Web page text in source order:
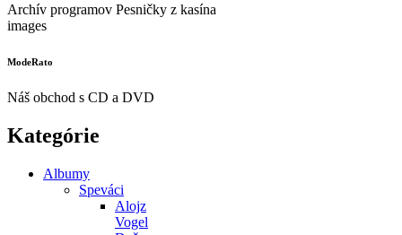
Archív programov Pesničky z kasína
images
ModeRato
Náš obchod s CD a DVD
Kategórie
Albumy
Speváci
Alojz
Vogel